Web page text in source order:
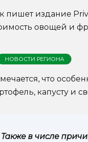
пишет издание
овощей и
НОВОСТИ РЕГИОНА
что
капусту и
Также в числе